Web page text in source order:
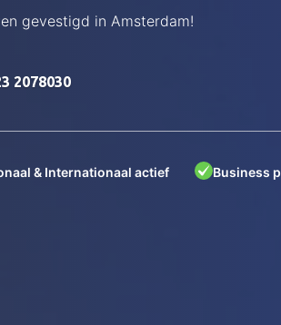
gevestigd in Amsterdam!
2078030
& Internationaal actief Business